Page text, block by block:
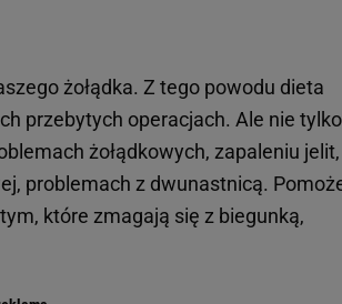
żołądka. Z tego powodu dieta
przebytych operacjach. Ale nie
żołądkowych, zapaleniu jelit,
problemach z dwunastnicą.
które zmagają się z biegunką,